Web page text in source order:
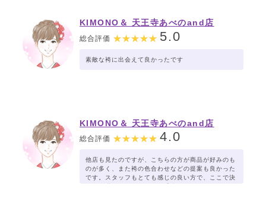
KIMONO＆ 天王寺あべのand店
総合評価 5.0
素敵な袴に出会えて良かったです
KIMONO＆ 天王寺あべのand店
総合評価 4.0
他店も見たのですが、こちらの方が商品が好みのも
のが多く、また袴の色合わせなどの提案も良かった
です。スタッフもとても感じの良い方で、ここで決